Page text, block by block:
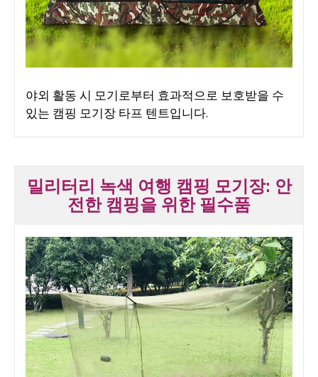
야외 활동 시 모기로부터 효과적으로 보호받을 수
있는 캠핑 모기장 타프 텐트입니다.
밀리터리 녹색 여행 캠핑 모기장: 안
전한 캠핑을 위한 필수품